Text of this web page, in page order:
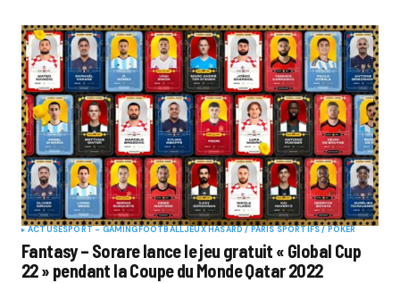
ACTUSESPORT - GAMINGFOOTBALLJEUX HASARD / PARIS SPORTIFS / POKER
Fantasy – Sorare lance le jeu gratuit « Global Cup
22 » pendant la Coupe du Monde Qatar 2022